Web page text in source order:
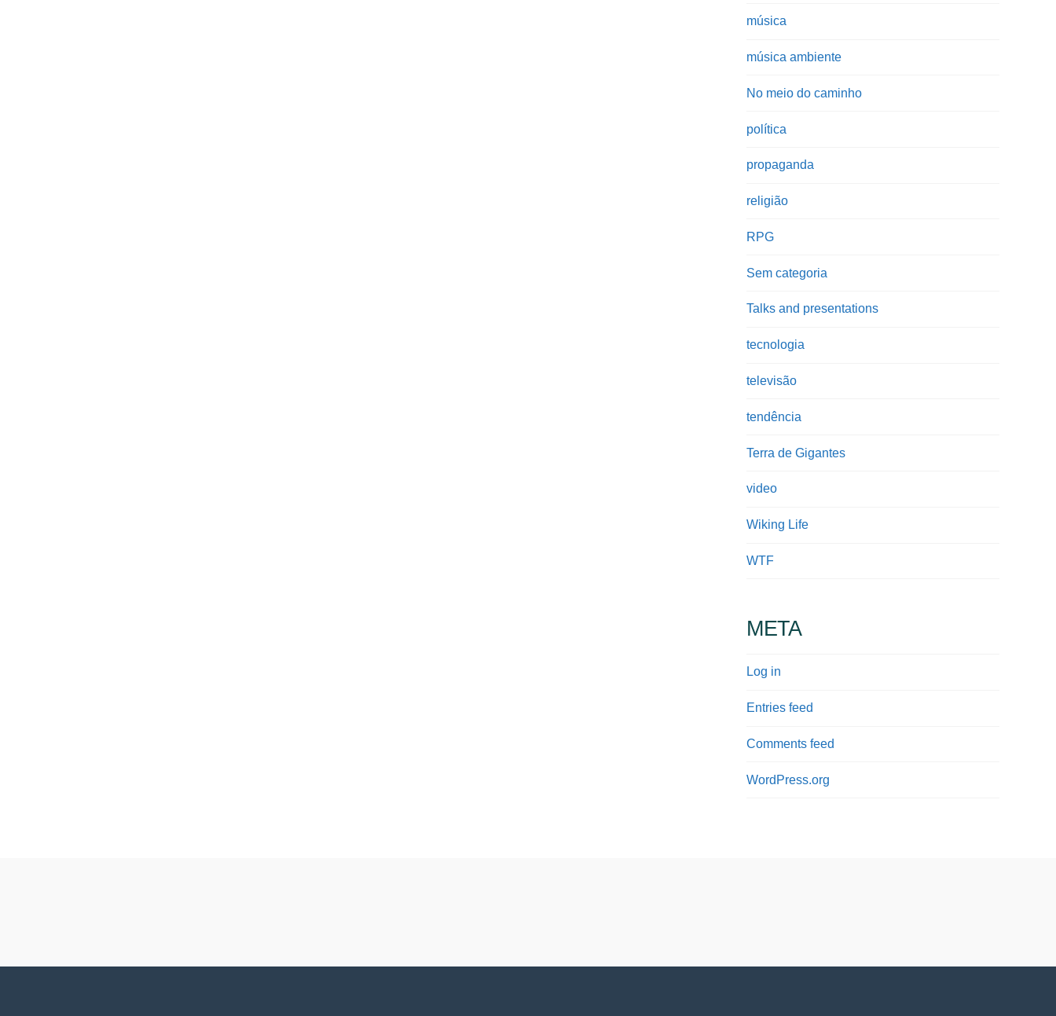
música
música ambiente
No meio do caminho
política
propaganda
religião
RPG
Sem categoria
Talks and presentations
tecnologia
televisão
tendência
Terra de Gigantes
video
Wiking Life
WTF
META
Log in
Entries feed
Comments feed
WordPress.org